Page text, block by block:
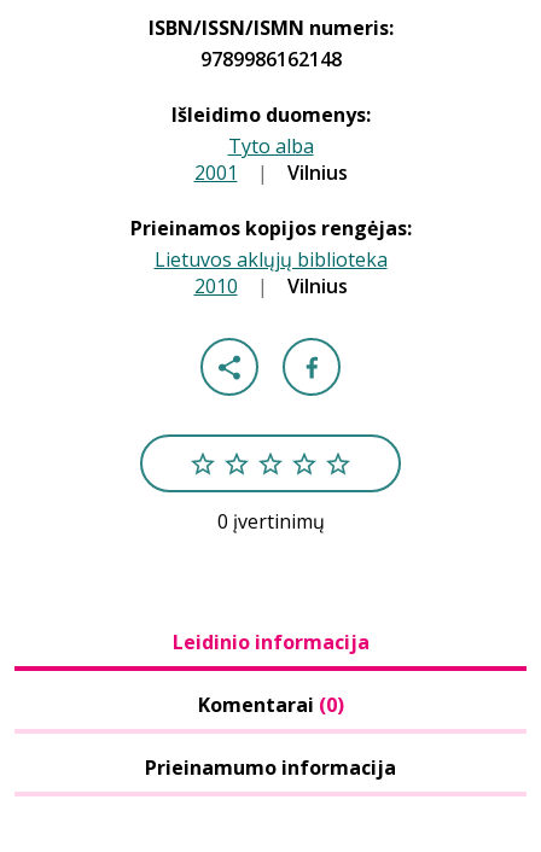
ISBN/ISSN/ISMN numeris:
9789986162148
Išleidimo duomenys:
Tyto alba
2001 | Vilnius
Prieinamos kopijos rengėjas:
Lietuvos aklųjų biblioteka
2010 | Vilnius
0 įvertinimų
Leidinio informacija
Komentarai (0)
Prieinamumo informacija